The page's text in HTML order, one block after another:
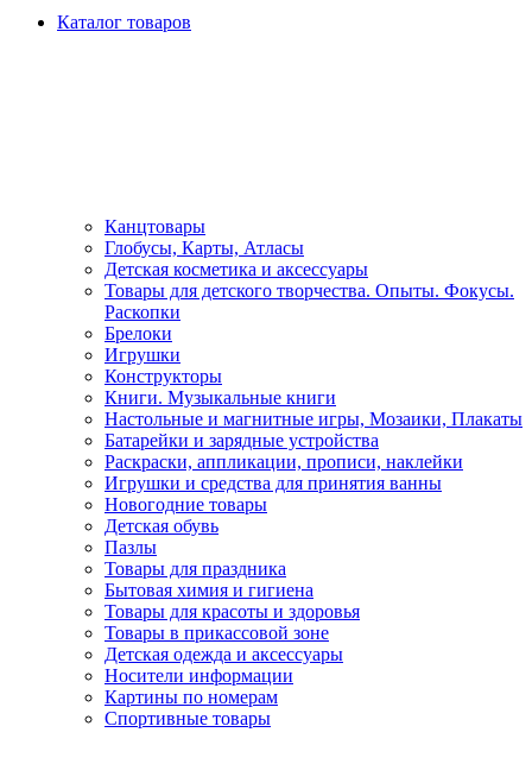
Каталог товаров
Канцтовары
Глобусы, Карты, Атласы
Детская косметика и аксессуары
Товары для детского творчества. Опыты. Фокусы.
Раскопки
Брелоки
Игрушки
Конструкторы
Книги. Музыкальные книги
Настольные и магнитные игры, Мозаики, Плакаты
Батарейки и зарядные устройства
Раскраски, аппликации, прописи, наклейки
Игрушки и средства для принятия ванны
Новогодние товары
Детская обувь
Пазлы
Товары для праздника
Бытовая химия и гигиена
Товары для красоты и здоровья
Товары в прикассовой зоне
Детская одежда и аксессуары
Носители информации
Картины по номерам
Спортивные товары